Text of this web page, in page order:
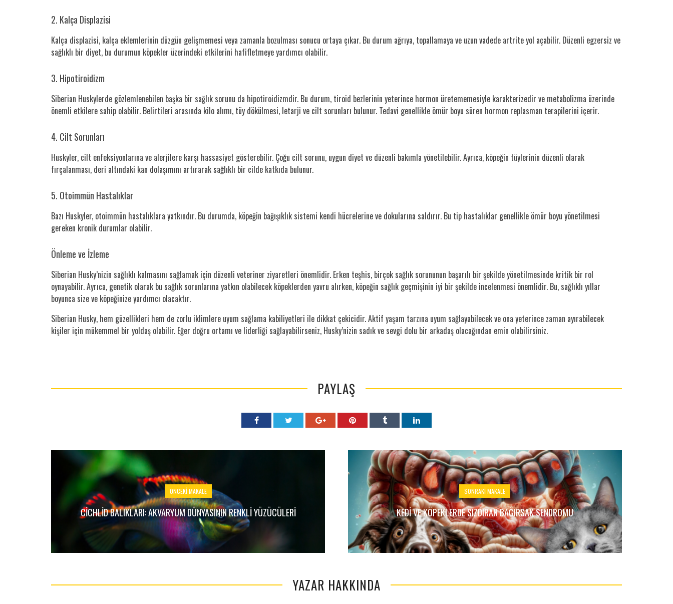
2. Kalça Displazisi
Kalça displazisi, kalça eklemlerinin düzgün gelişmemesi veya zamanla bozulması sonucu ortaya çıkar. Bu durum ağrıya, topallamaya ve uzun vadede artrite yol açabilir. Düzenli egzersiz ve
sağlıklı bir diyet, bu durumun köpekler üzerindeki etkilerini hafifletmeye yardımcı olabilir.
3. Hipotiroidizm
Siberian Huskylerde gözlemlenebilen başka bir sağlık sorunu da hipotiroidizmdir. Bu durum, tiroid bezlerinin yeterince hormon üretememesiyle karakterizedir ve metabolizma üzerinde
önemli etkilere sahip olabilir. Belirtileri arasında kilo alımı, tüy dökülmesi, letarji ve cilt sorunları bulunur. Tedavi genellikle ömür boyu süren hormon replasman terapilerini içerir.
4. Cilt Sorunları
Huskyler, cilt enfeksiyonlarına ve alerjilere karşı hassasiyet gösterebilir. Çoğu cilt sorunu, uygun diyet ve düzenli bakımla yönetilebilir. Ayrıca, köpeğin tüylerinin düzenli olarak
fırçalanması, deri altındaki kan dolaşımını artırarak sağlıklı bir cilde katkıda bulunur.
5. Otoimmün Hastalıklar
Bazı Huskyler, otoimmün hastalıklara yatkındır. Bu durumda, köpeğin bağışıklık sistemi kendi hücrelerine ve dokularına saldırır. Bu tip hastalıklar genellikle ömür boyu yönetilmesi
gereken kronik durumlar olabilir.
Önleme ve İzleme
Siberian Husky’nizin sağlıklı kalmasını sağlamak için düzenli veteriner ziyaretleri önemlidir. Erken teşhis, birçok sağlık sorununun başarılı bir şekilde yönetilmesinde kritik bir rol
oynayabilir. Ayrıca, genetik olarak bu sağlık sorunlarına yatkın olabilecek köpeklerden yavru alırken, köpeğin sağlık geçmişinin iyi bir şekilde incelenmesi önemlidir. Bu, sağlıklı yıllar
boyunca size ve köpeğinize yardımcı olacaktır.
Siberian Husky, hem güzellikleri hem de zorlu iklimlere uyum sağlama kabiliyetleri ile dikkat çekicidir. Aktif yaşam tarzına uyum sağlayabilecek ve ona yeterince zaman ayırabilecek
kişiler için mükemmel bir yoldaş olabilir. Eğer doğru ortamı ve liderliği sağlayabilirseniz, Husky’nizin sadık ve sevgi dolu bir arkadaş olacağından emin olabilirsiniz.
PAYLAŞ
ÖNCEKI MAKALE
CICHLID BALIKLARI: AKVARYUM DÜNYASININ RENKLI YÜZÜCÜLERI
SONRAKI MAKALE
KEDI VE KÖPEKLERDE SIZDIRAN BAĞIRSAK SENDROMU
YAZAR HAKKINDA